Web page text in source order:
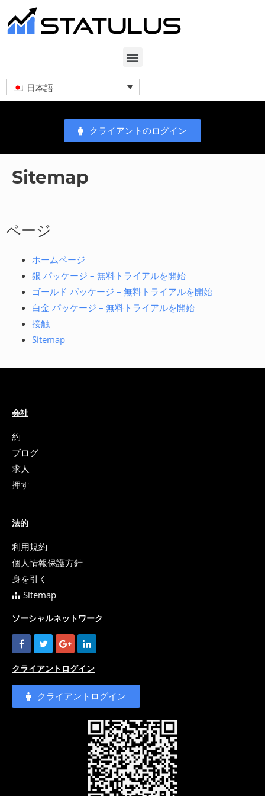
日本語
クライアントのログイン
Sitemap
ページ
ホームページ
銀 パッケージ – 無料トライアルを開始
ゴールド パッケージ – 無料トライアルを開始
白金 パッケージ – 無料トライアルを開始
接触
Sitemap
会社
約
ブログ
求人
押す
法的
利用規約
個人情報保護方針
身を引く
Sitemap
ソーシャルネットワーク
クライアントログイン
クライアントログイン